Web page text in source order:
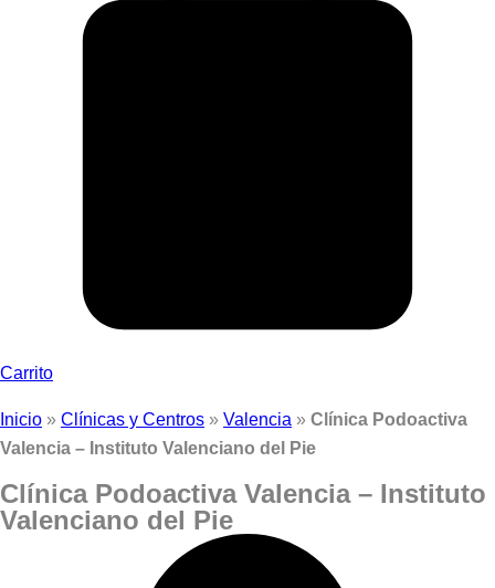
Carrito
Inicio » Clínicas y Centros » Valencia » Clínica Podoactiva
Valencia – Instituto Valenciano del Pie
Clínica Podoactiva Valencia – Instituto
Valenciano del Pie